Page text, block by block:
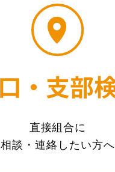
直接組合に
相談・連絡したい方へ